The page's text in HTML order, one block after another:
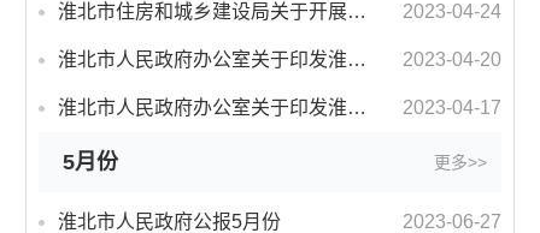
淮北市住房和城乡建设局关于开展建筑业企业资质批后动态核查工作的通知 2023-04-24
淮北市人民政府办公室关于印发淮北市政务新媒体管理暂行办法的通知 2023-04-20
淮北市人民政府办公室关于印发淮北市城市更新暂行办法的通知 2023-04-17
5月份 更多>>
淮北市人民政府公报5月份 2023-06-27